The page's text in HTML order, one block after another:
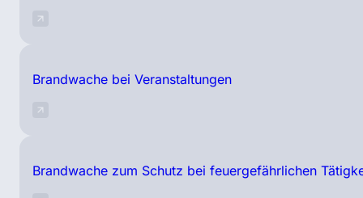
Brandwache bei Veranstaltungen
Brandwache zum Schutz bei feuergefährlichen